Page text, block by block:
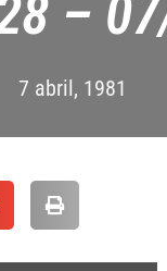
–
7 abril, 1981